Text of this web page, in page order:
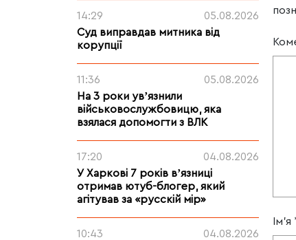
14:29
05.08.2026
Суд виправдав митника від
корупції
11:36
05.08.2026
На 3 роки увʼязнили
військовослужбовицю, яка
взялася допомогти з ВЛК
17:20
04.08.2026
У Харкові 7 років вʼязниці
отримав ютуб-блогер, який
агітував за «русскій мір»
10:43
04.08.2026
Ім'я